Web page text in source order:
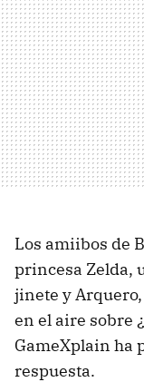
Los amiibos de
princesa Zelda,
jinete y
en el aire sobre
GameXplain ha
respuesta.